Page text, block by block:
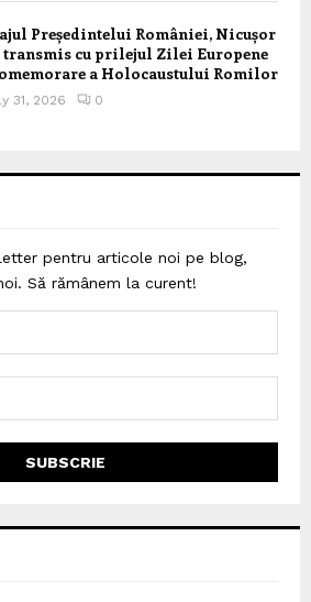
Președintelui României, Nicușor
transmis cu prilejul Zilei Europene
a Holocaustului Romilor
31, 2026 0
pentru articole noi pe blog,
Să rămânem la curent!